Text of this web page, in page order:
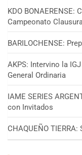
KDO BONAERENSE:
Campeonato
BARILOCHENSE:
AKPS: Intervino la
General Ordinaria
IAME SERIES
con Invitados
CHAQUEÑO